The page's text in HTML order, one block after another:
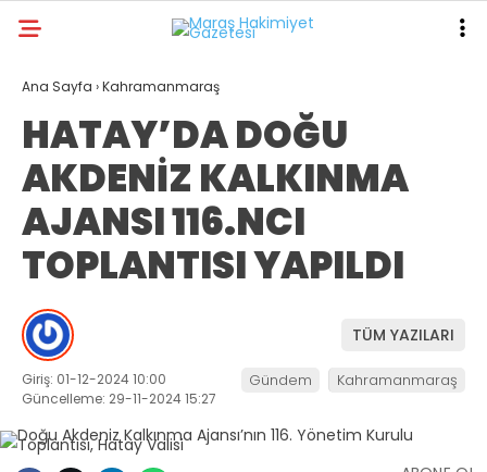
GALERİ VİDEO YAZARLAR
ANA SAYFA
KAHRAMANMARAŞ
GÜNDEM
EKONOMI
POLITIKA
DÜNYA
SPOR
Ana Sayfa ›Kahramanmaraş
HATAY’DA DOĞU
AKDENİZ KALKINMA
AJANSI 116.NCI
TOPLANTISI YAPILDI
TÜM YAZILARI
Giriş: 01-12-2024 10:00
Güncelleme: 29-11-2024 15:27
Gündem Kahramanmaraş